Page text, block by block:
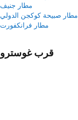
مطار جنيف
مطار صبيحة كوكجن الدولي
مطار فرانكفورت
قرب غوسترو